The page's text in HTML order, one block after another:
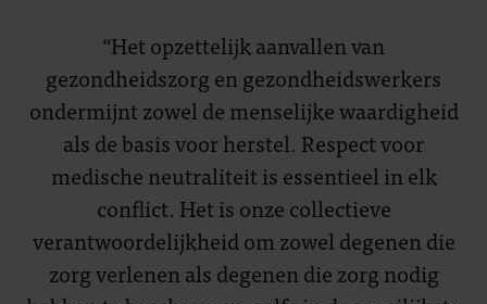
“Het opzettelijk aanvallen van
gezondheidszorg en gezondheidswerkers
ondermijnt zowel de menselijke waardigheid
als de basis voor herstel. Respect voor
medische neutraliteit is essentieel in elk
conflict. Het is onze collectieve
verantwoordelijkheid om zowel degenen die
zorg verlenen als degenen die zorg nodig